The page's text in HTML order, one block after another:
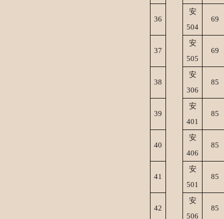
36
安
504
69
37
安
505
69
38
安
306
85
39
安
401
85
40
安
406
85
41
安
501
85
42
安
506
85